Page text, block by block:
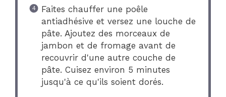
Faites chauffer une poêle
antiadhésive et versez une louche de
pâte. Ajoutez des morceaux de
jambon et de fromage avant de
recouvrir d'une autre couche de
pâte. Cuisez environ 5 minutes
jusqu'à ce qu'ils soient dorés.